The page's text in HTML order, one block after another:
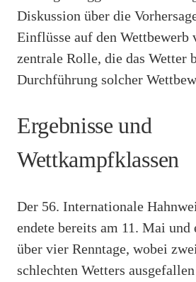
Diskussion über die
Einflüsse auf den Wettbewerb
zentrale Rolle, die das Wetter
Durchführung solcher
Ergebnisse und
Wettkampfklassen
Der 56. Internationale
endete bereits am 11. Mai und
über vier Renntage, wobei
schlechten Wetters